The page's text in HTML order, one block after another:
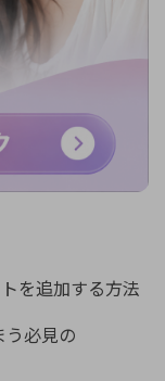
を追加する方法
必見の